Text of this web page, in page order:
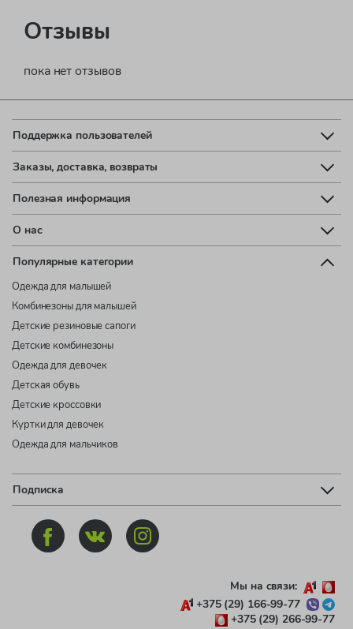
Отзывы
пока нет отзывов
Поддержка пользователей
Заказы, доставка, возвраты
Полезная информация
О нас
Популярные категории
Одежда для малышей
Комбинезоны для малышей
Детские резиновые сапоги
Детские комбинезоны
Одежда для девочек
Детская обувь
Детские кроссовки
Куртки для девочек
Одежда для мальчиков
Подписка
Мы на связи:
+375 (29) 166-99-77
+375 (29) 266-99-77